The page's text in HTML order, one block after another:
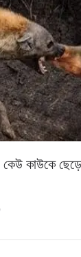
কেউ কাউকে